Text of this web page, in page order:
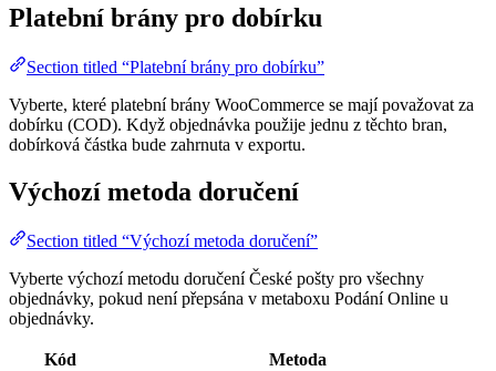
Platební brány pro dobírku
Section titled “Platební brány pro dobírku”
Vyberte, které platební brány WooCommerce se mají považovat za
dobírku (COD). Když objednávka použije jednu z těchto bran,
dobírková částka bude zahrnuta v exportu.
Výchozí metoda doručení
Section titled “Výchozí metoda doručení”
Vyberte výchozí metodu doručení České pošty pro všechny
objednávky, pokud není přepsána v metaboxu Podání Online u
objednávky.
Kód
Metoda